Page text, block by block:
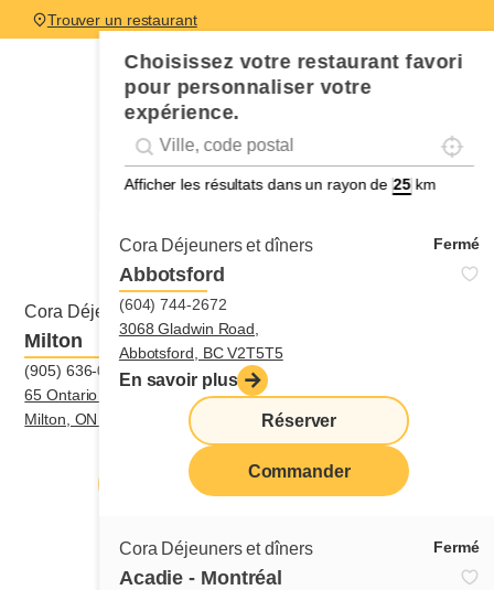
Choisissez votre restaurant favori
pour personnaliser votre
expérience.
Geolocation
Géolocalisation
Afficher les résultats dans un rayon de km
Cora Déjeuners et dîners Fermé
Abbotsford
(604) 744-2672
3068 Gladwin Road,
Abbotsford, BC V2T5T5
En savoir plus
Réserver
Commander
Cora Déjeuners et dîners Fermé
Acadie - Montréal
Trouver un restaurant
Cora Déjeuners et dîners
Milton
(905) 636-0007
65 Ontario Street South,
Milton, ON L9T2M3
Itinéraire|(905) 636-0007
Commander de ce restaurant